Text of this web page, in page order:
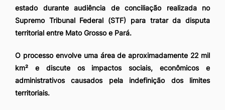
estado durante audiência de conciliação realizada no
Supremo Tribunal Federal (STF) para tratar da disputa
territorial entre Mato Grosso e Pará.
O processo envolve uma área de aproximadamente 22 mil
km² e discute os impactos sociais, econômicos e
administrativos causados pela indefinição dos limites
territoriais.